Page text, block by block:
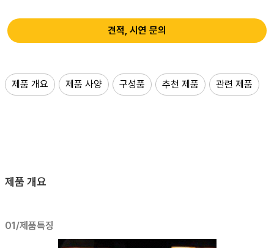
견적, 시연 문의
제품 개요 제품 사양 구성품 추천 제품 관련 제품
제품 개요
01/제품특징